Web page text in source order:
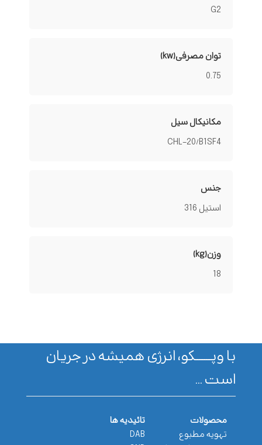
G2
توان مصرفی(kw)
0.75
مکانیکال سیل
CHL-20/B1SF4
جنس
استیل 316
وزن(kg)
18
با وپـــــــکو، انرژی همیشه در جریان
است ...
محصولات
تهویه مطبوع
تائیدیه ها
DAB